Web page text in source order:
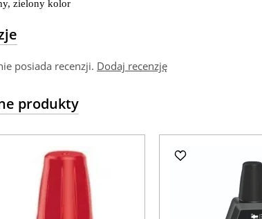
zielony kolor
posiada recenzji. Dodaj recenzję
produkty